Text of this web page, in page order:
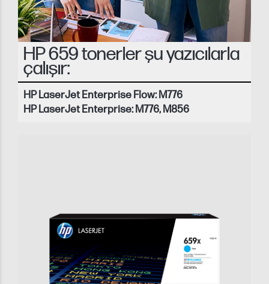
HP 659 tonerler şu yazıcılarla
çalışır:
HP LaserJet Enterprise Flow: M776
HP LaserJet Enterprise: M776, M856